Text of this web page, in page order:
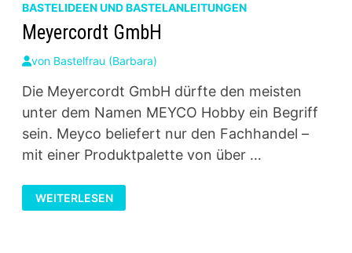
BASTELIDEEN UND BASTELANLEITUNGEN
Meyercordt GmbH
von Bastelfrau (Barbara)
Die Meyercordt GmbH dürfte den meisten
unter dem Namen MEYCO Hobby ein Begriff
sein. Meyco beliefert nur den Fachhandel –
mit einer Produktpalette von über …
MEYERCORDT
GMBH
WEITERLESEN